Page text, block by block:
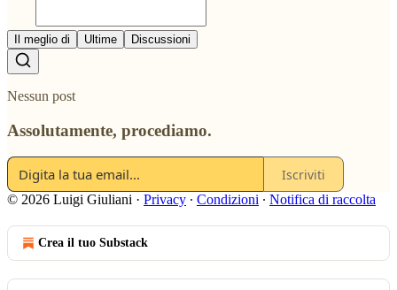
Il meglio di Ultime Discussioni
Nessun post
Assolutamente, procediamo.
Iscriviti
© 2026 Luigi Giuliani · Privacy ∙ Condizioni ∙ Notifica di raccolta
Crea il tuo Substack